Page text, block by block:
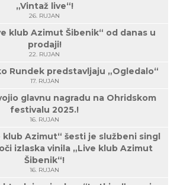
„Vintaž live“!
26. RUJAN
klub Azimut Šibenik“ od danas u
prodaji!
22. RUJAN
Rundek predstavljaju „Ogledalo“
17. RUJAN
glavnu nagradu na Ohridskom
festivalu 2025.!
16. RUJAN
klub Azimut“ šesti je službeni singl
izlaska vinila „Live klub Azimut
Šibenik“!
16. RUJAN